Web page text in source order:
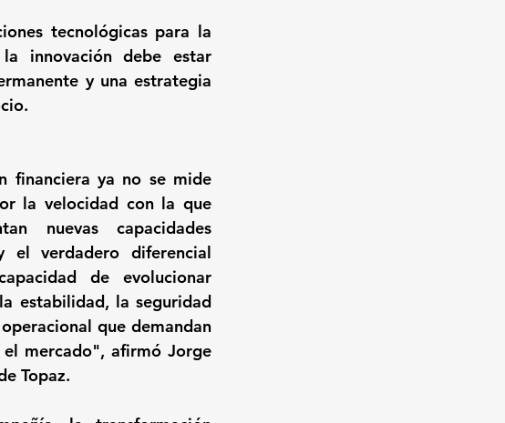
tecnológicas para la
innovación debe estar
y una estrategia
financiera ya no se mide
la velocidad con la que
nuevas capacidades
el verdadero diferencial
de evolucionar
estabilidad, la seguridad
que demandan
el mercado", afirmó Jorge
Topaz.